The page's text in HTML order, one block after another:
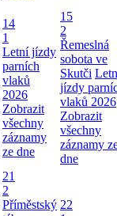
14
1
Letní jízdy
parních
vlaků
2026
Zobrazit
všechny
záznamy
ze dne
15
2
Řemeslná
sobota ve
Skutči
jízdy
vlaků 2026
Zobrazit
všechny
záznamy
dne
21
2
Příměstský 22